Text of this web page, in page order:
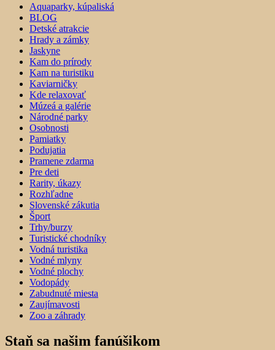
Aquaparky, kúpaliská
BLOG
Detské atrakcie
Hrady a zámky
Jaskyne
Kam do prírody
Kam na turistiku
Kaviarničky
Kde relaxovať
Múzeá a galérie
Národné parky
Osobnosti
Pamiatky
Podujatia
Pramene zdarma
Pre deti
Rarity, úkazy
Rozhľadne
Slovenské zákutia
Šport
Trhy/burzy
Turistické chodníky
Vodná turistika
Vodné mlyny
Vodné plochy
Vodopády
Zabudnuté miesta
Zaujímavosti
Zoo a záhrady
Staň sa našim fanúšikom